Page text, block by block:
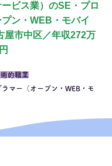
ビス業）のSE・プロ
ン・WEB・モバイ
屋市中区／年収272万
的職業
ラマー（オープン・WEB・モ